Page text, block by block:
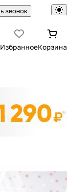
звонок
ИзбранноеКорзина